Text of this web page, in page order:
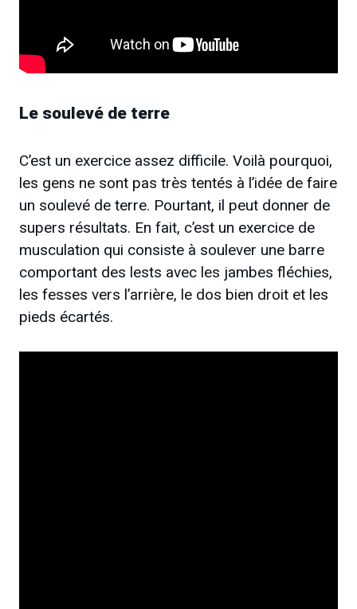
Le soulevé de terre
C’est un exercice assez difficile. Voilà pourquoi,
les gens ne sont pas très tentés à l’idée de faire
un soulevé de terre. Pourtant, il peut donner de
supers résultats. En fait, c’est un exercice de
musculation qui consiste à soulever une barre
comportant des lests avec les jambes fléchies,
les fesses vers l’arrière, le dos bien droit et les
pieds écartés.